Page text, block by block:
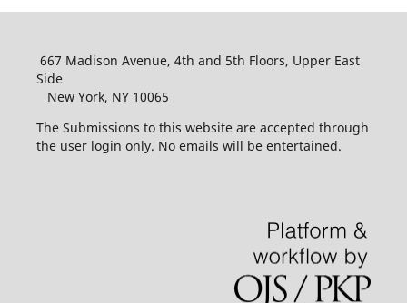
667 Madison Avenue, 4th and 5th Floors, Upper East
Side
New York, NY 10065
The Submissions to this website are accepted through
the user login only. No emails will be entertained.